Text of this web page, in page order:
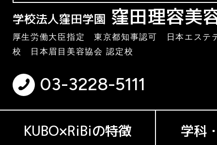
学校法人窪田学園 窪田理容美
厚生労働大臣指定 東京都知事認可 日本エステ
校 日本眉目美容協会 認定校
03-3228-5111
KUBO×RiBiの特徴 学科